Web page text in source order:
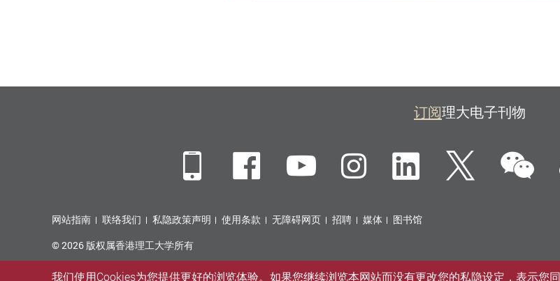
订阅理大电子刊物
MobileFacebook
YouTubeInstagramLinkedIn
Twitter
网站指南 联络我们 私隐政策声明 使用条款 无障碍网页 招聘 媒体
图书馆
© 2026 版权属香港理工大学所有
我们使用Cookies为您提供更好的浏览体验。如果您继续浏览本网站而没有更改您的私隐设定，表示您